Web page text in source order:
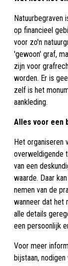
Natuurbegraven
op financieel
voor zo'n
'gewoon' graf,
zijn voor
worden. Er is
zelf is het
aankleding.
Alles voor een
Het organiseren
overweldigende
van een
waarde. Daar
nemen van de
wanneer dat het
alle details
een persoonlijk
Voor meer
bijstaan,